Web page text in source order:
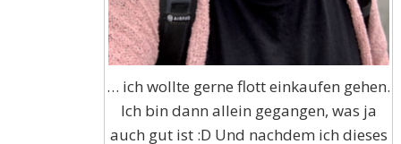
… ich wollte gerne flott einkaufen gehen.
Ich bin dann allein gegangen, was ja
auch gut ist :D Und nachdem ich dieses